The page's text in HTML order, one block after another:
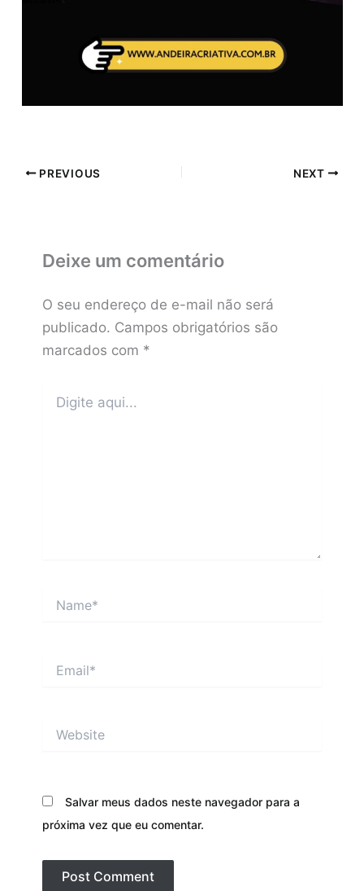
PREVIOUS NEXT
Deixe um comentário
O seu endereço de e-mail não será
publicado. Campos obrigatórios são
marcados com *
aqui...
Salvar meus dados neste navegador para a
próxima vez que eu comentar.